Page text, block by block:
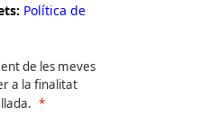
Política de
de les meves
a la finalitat